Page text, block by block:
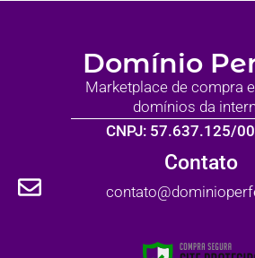
Domínio
Marketplace de compra
domínios da
CNPJ: 57.637.125/
Contato